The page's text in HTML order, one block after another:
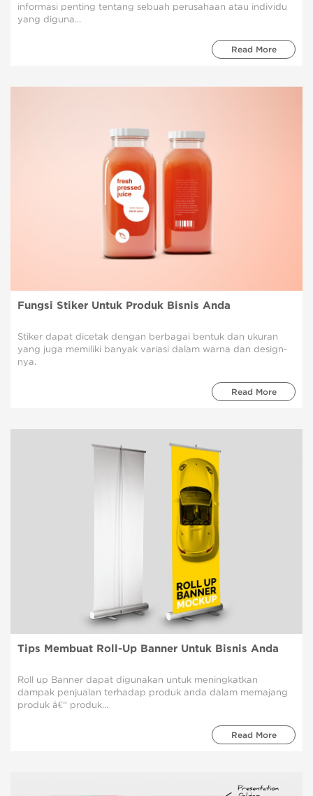
informasi penting tentang sebuah perusahaan atau individu
yang diguna...
Read More
Fungsi Stiker Untuk Produk Bisnis Anda
Stiker dapat dicetak dengan berbagai bentuk dan ukuran
yang juga memiliki banyak variasi dalam warna dan design-
nya.
Read More
Tips Membuat Roll-Up Banner Untuk Bisnis Anda
Roll up Banner dapat digunakan untuk meningkatkan
dampak penjualan terhadap produk anda dalam memajang
produk â€“ produk...
Read More